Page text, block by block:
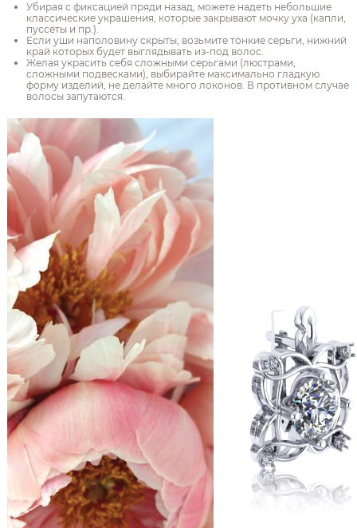
Убирая с фиксацией пряди назад, можете надеть небольшие
классические украшения, которые закрывают мочку уха (капли,
пуссеты и пр.).
Если уши наполовину скрыты, возьмите тонкие серьги, нижний
край которых будет выглядывать из-под волос.
Желая украсить себя сложными серьгами (люстрами,
сложными подвесками), выбирайте максимально гладкую
форму изделий, не делайте много локонов. В противном случае
волосы запутаются.